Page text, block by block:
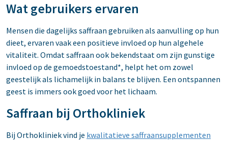
Wat gebruikers ervaren
Mensen die dagelijks saffraan gebruiken als aanvulling op hun
dieet, ervaren vaak een positieve invloed op hun algehele
vitaliteit. Omdat saffraan ook bekendstaat om zijn gunstige
invloed op de gemoedstoestand*, helpt het om zowel
geestelijk als lichamelijk in balans te blijven. Een ontspannen
geest is immers ook goed voor het lichaam.
Saffraan bij Orthokliniek
Bij Orthokliniek vind je kwalitatieve saffraansupplementen